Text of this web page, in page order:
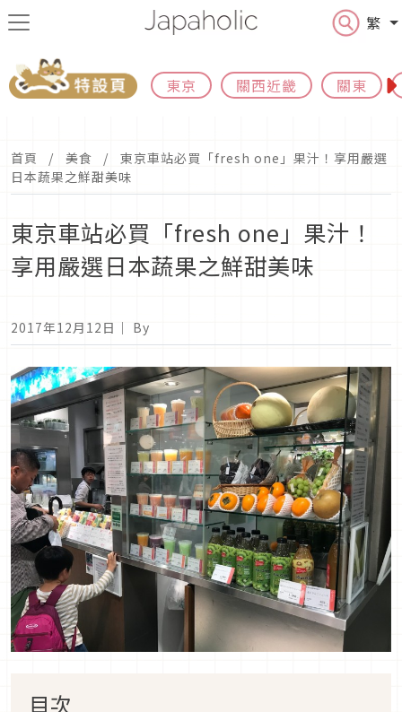
繁
東京 關西近畿 關東
首頁 美食
東京車站必買「fresh one」果汁！享用嚴選
日本蔬果之鮮甜美味
東京車站必買「fresh one」果汁！
享用嚴選日本蔬果之鮮甜美味
2017年12月12日 ｜ By
目次